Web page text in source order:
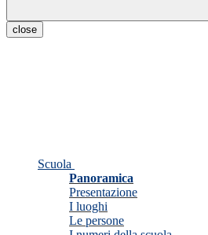
close
Scuola
Panoramica
Presentazione
I luoghi
Le persone